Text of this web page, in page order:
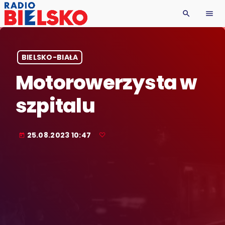
search menu
BIELSKO-BIAŁA
Motorowerzysta w
szpitalu
today 25.08.2023 10:47